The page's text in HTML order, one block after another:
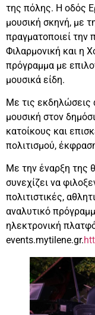
της πόλης. Η οδός
μουσική σκηνή, με
πραγματοποιεί την
Φιλαρμονική και η
πρόγραμμα με
μουσικά είδη.
Με τις εκδηλώσεις
μουσική στον
κατοίκους και
πολιτισμού,
Με την έναρξη της
συνεχίζει να
πολιτιστικές,
αναλυτικό
ηλεκτρονική
events.mytilene.gr.